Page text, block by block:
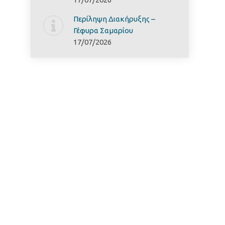
Περίληψη Διακήρυξης –
Γέφυρα Σαμαρίoυ
17/07/2026